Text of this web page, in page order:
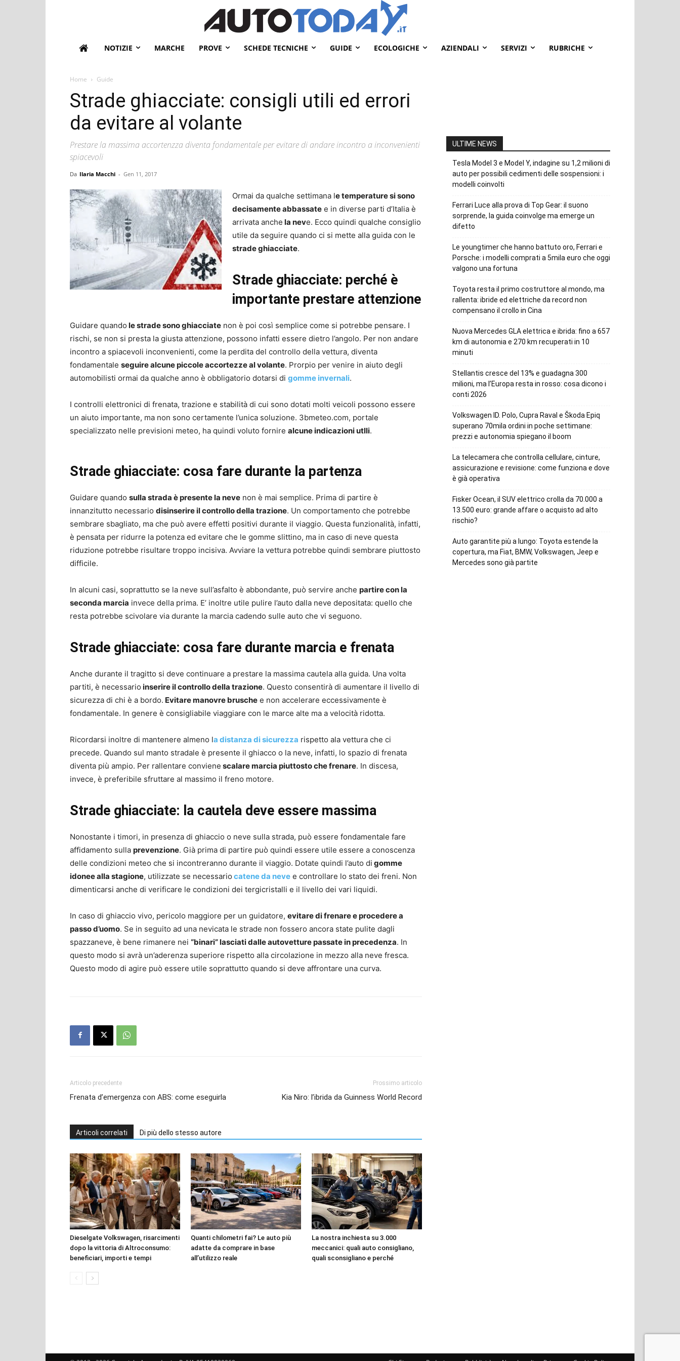
NOTIZIE MARCHE PROVE SCHEDE TECNICHE GUIDE ECOLOGICHE AZIENDALI SERVIZI RUBRICHE
Home Guide
Strade ghiacciate: consigli utili ed errori
da evitare al volante
Prestare la massima accortenzza diventa fondamentale per evitare di andare incontro a inconvenienti
spiacevoli
Da Ilaria Macchi - Gen 11, 2017
Ormai da qualche settimana le temperature si sono
decisamente abbassate e in diverse parti d’Italia è
arrivata anche la neve. Ecco quindi qualche consiglio
utile da seguire quando ci si mette alla guida con le
strade ghiacciate.
Strade ghiacciate: perché è
importante prestare attenzione
Guidare quando le strade sono ghiacciate non è poi così semplice come si potrebbe pensare. I
rischi, se non si presta la giusta attenzione, possono infatti essere dietro l’angolo. Per non andare
incontro a spiacevoli inconvenienti, come la perdita del controllo della vettura, diventa
fondamentale seguire alcune piccole accortezze al volante. Prorpio per venire in aiuto degli
automobilisti ormai da qualche anno è obbligatorio dotarsi di gomme invernali.
I controlli elettronici di frenata, trazione e stabilità di cui sono dotati molti veicoli possono essere
un aiuto importante, ma non sono certamente l’unica soluzione. 3bmeteo.com, portale
specializzato nelle previsioni meteo, ha quindi voluto fornire alcune indicazioni utlli.
Strade ghiacciate: cosa fare durante la partenza
Guidare quando sulla strada è presente la neve non è mai semplice. Prima di partire è
innanzitutto necessario disinserire il controllo della trazione. Un comportamento che potrebbe
sembrare sbagliato, ma che può avere effetti positivi durante il viaggio. Questa funzionalità, infatti,
è pensata per ridurre la potenza ed evitare che le gomme slittino, ma in caso di neve questa
riduzione potrebbe risultare troppo incisiva. Avviare la vettura potrebbe quindi sembrare piuttosto
difficile.
In alcuni casi, soprattutto se la neve sull’asfalto è abbondante, può servire anche partire con la
seconda marcia invece della prima. E’ inoltre utile pulire l’auto dalla neve depositata: quello che
resta potrebbe scivolare via durante la marcia cadendo sulle auto che vi seguono.
Strade ghiacciate: cosa fare durante marcia e frenata
Anche durante il tragitto si deve continuare a prestare la massima cautela alla guida. Una volta
partiti, è necessario inserire il controllo della trazione. Questo consentirà di aumentare il livello di
sicurezza di chi è a bordo. Evitare manovre brusche e non accelerare eccessivamente è
fondamentale. In genere è consigliabile viaggiare con le marce alte ma a velocità ridotta.
Ricordarsi inoltre di mantenere almeno la distanza di sicurezza rispetto ala vettura che ci
precede. Quando sul manto stradale è presente il ghiacco o la neve, infatti, lo spazio di frenata
diventa più ampio. Per rallentare conviene scalare marcia piuttosto che frenare. In discesa,
invece, è preferibile sfruttare al massimo il freno motore.
Strade ghiacciate: la cautela deve essere massima
Nonostante i timori, in presenza di ghiaccio o neve sulla strada, può essere fondamentale fare
affidamento sulla prevenzione. Già prima di partire può quindi essere utile essere a conoscenza
delle condizioni meteo che si incontreranno durante il viaggio. Dotate quindi l’auto di gomme
idonee alla stagione, utilizzate se necessario catene da neve e controllare lo stato dei freni. Non
dimenticarsi anche di verificare le condizioni dei tergicristalli e il livello dei vari liquidi.
In caso di ghiaccio vivo, pericolo maggiore per un guidatore, evitare di frenare e procedere a
passo d’uomo. Se in seguito ad una nevicata le strade non fossero ancora state pulite dagli
spazzaneve, è bene rimanere nei “binari” lasciati dalle autovetture passate in precedenza. In
questo modo si avrà un’aderenza superiore rispetto alla circolazione in mezzo alla neve fresca.
Questo modo di agire può essere utile soprattutto quando si deve affrontare una curva.
Articolo precedente
Frenata d’emergenza con ABS: come eseguirla
Prossimo articolo
Kia Niro: l’ibrida da Guinness World Record
Articoli correlati Di più dello stesso autore
Dieselgate Volkswagen, risarcimenti
dopo la vittoria di Altroconsumo:
beneficiari, importi e tempi
Quanti chilometri fai? Le auto più
adatte da comprare in base
all’utilizzo reale
La nostra inchiesta su 3.000
meccanici: quali auto consigliano,
quali sconsigliano e perché
ULTIME NEWS
Tesla Model 3 e Model Y, indagine su 1,2 milioni di
auto per possibili cedimenti delle sospensioni: i
modelli coinvolti
Ferrari Luce alla prova di Top Gear: il suono
sorprende, la guida coinvolge ma emerge un
difetto
Le youngtimer che hanno battuto oro, Ferrari e
Porsche: i modelli comprati a 5mila euro che oggi
valgono una fortuna
Toyota resta il primo costruttore al mondo, ma
rallenta: ibride ed elettriche da record non
compensano il crollo in Cina
Nuova Mercedes GLA elettrica e ibrida: fino a 657
km di autonomia e 270 km recuperati in 10
minuti
Stellantis cresce del 13% e guadagna 300
milioni, ma l’Europa resta in rosso: cosa dicono i
conti 2026
Volkswagen ID. Polo, Cupra Raval e Škoda Epiq
superano 70mila ordini in poche settimane:
prezzi e autonomia spiegano il boom
La telecamera che controlla cellulare, cinture,
assicurazione e revisione: come funziona e dove
è già operativa
Fisker Ocean, il SUV elettrico crolla da 70.000 a
13.500 euro: grande affare o acquisto ad alto
rischio?
Auto garantite più a lungo: Toyota estende la
copertura, ma Fiat, BMW, Volkswagen, Jeep e
Mercedes sono già partite